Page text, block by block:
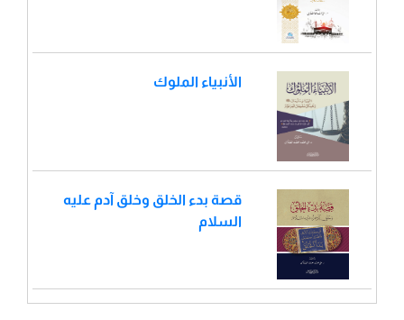
الأنبياء الملوك
قصة بدء الخلق وخلق آدم عليه
السلام